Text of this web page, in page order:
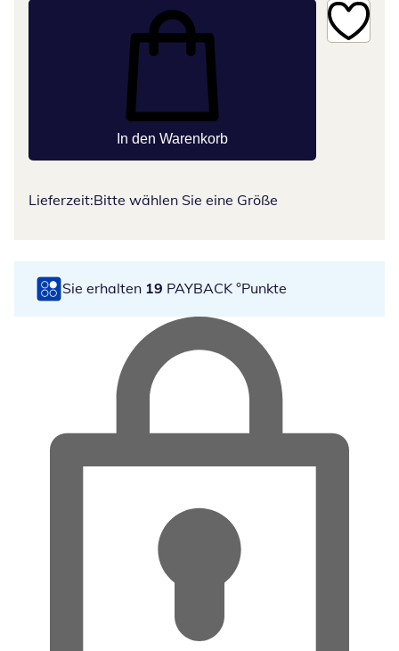
In den Warenkorb
Lieferzeit:Bitte wählen Sie eine Größe
Sie erhalten 19 PAYBACK °Punkte